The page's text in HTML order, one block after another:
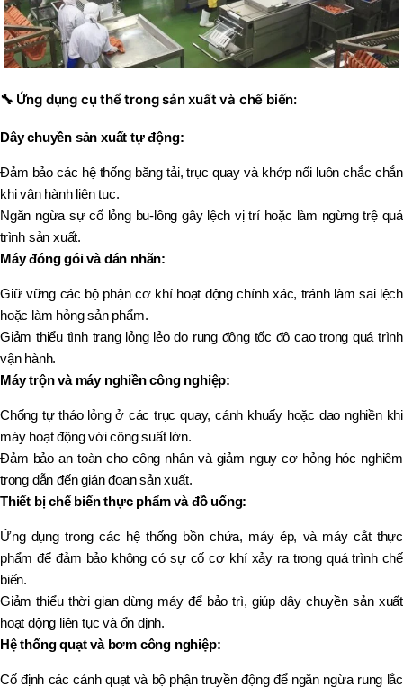
🔧 Ứng dụng cụ thể trong sản xuất và chế biến:
Dây chuyền sản xuất tự động:
Đảm bảo các hệ thống băng tải, trục quay và khớp nối luôn chắc chắn
khi vận hành liên tục.
Ngăn ngừa sự cố lỏng bu-lông gây lệch vị trí hoặc làm ngừng trệ quá
trình sản xuất.
Máy đóng gói và dán nhãn:
Giữ vững các bộ phận cơ khí hoạt động chính xác, tránh làm sai lệch
hoặc làm hỏng sản phẩm.
Giảm thiểu tình trạng lỏng lẻo do rung động tốc độ cao trong quá trình
vận hành.
Máy trộn và máy nghiền công nghiệp:
Chống tự tháo lỏng ở các trục quay, cánh khuấy hoặc dao nghiền khi
máy hoạt động với công suất lớn.
Đảm bảo an toàn cho công nhân và giảm nguy cơ hỏng hóc nghiêm
trọng dẫn đến gián đoạn sản xuất.
Thiết bị chế biến thực phẩm và đồ uống:
Ứng dụng trong các hệ thống bồn chứa, máy ép, và máy cắt thực
phẩm để đảm bảo không có sự cố cơ khí xảy ra trong quá trình chế
biến.
Giảm thiểu thời gian dừng máy để bảo trì, giúp dây chuyền sản xuất
hoạt động liên tục và ổn định.
Hệ thống quạt và bơm công nghiệp:
Cố định các cánh quạt và bộ phận truyền động để ngăn ngừa rung lắc